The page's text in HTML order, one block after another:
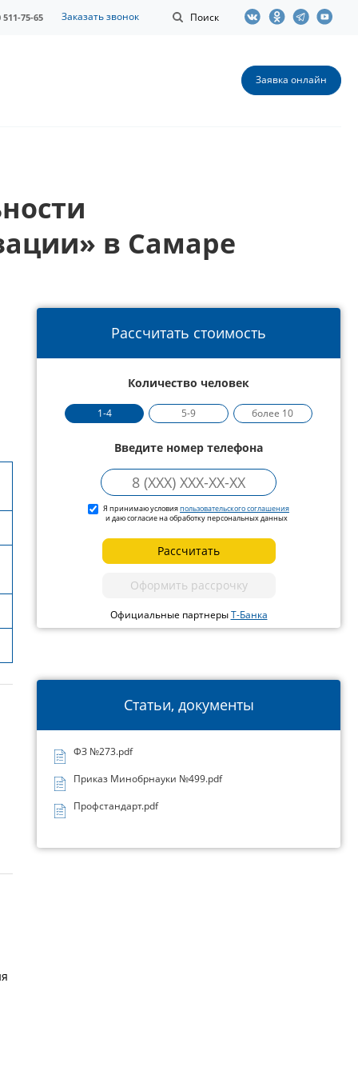
Поиск
511-75-65 Заказать звонок
Заявка онлайн
в Самаре
Рассчитать стоимость
Количество человек
1-4 5-9 более 10
Введите номер телефона
Я принимаю условияпользовательского соглашения
и даю согласие на обработку персональных данных
Рассчитать
Оформить рассрочку
Официальные партнерыТ-Банка
Статьи, документы
ФЗ №273.pdf
Приказ Минобрнауки №499.pdf
Профстандарт.pdf